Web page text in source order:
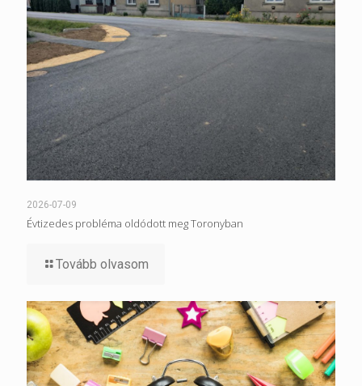
2026-07-09
Évtizedes probléma oldódott meg Toronyban
Tovább olvasom